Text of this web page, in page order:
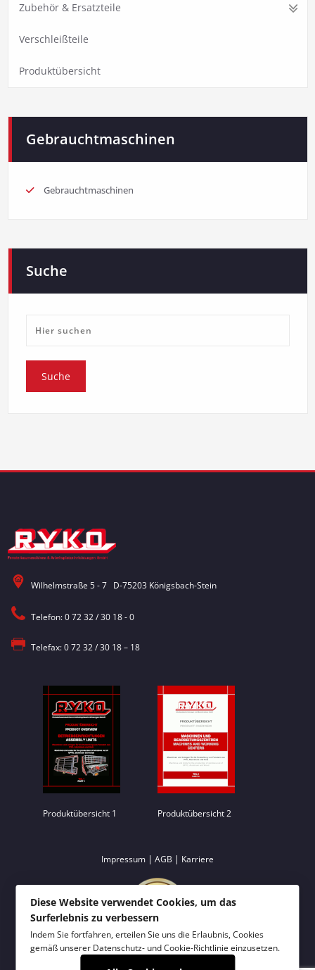
Zubehör & Ersatzteile
Verschleißteile
Produktübersicht
Gebrauchtmaschinen
Gebrauchtmaschinen
Suche
Wilhelmstraße 5 - 7 D-75203 Königsbach-Stein
Telefon: 0 72 32 / 30 18 - 0
Telefax: 0 72 32 / 30 18 – 18
Produktübersicht 1 Produktübersicht 2
Impressum | AGB | Karriere
Diese Website verwendet Cookies, um das
Surferlebnis zu verbessern
Indem Sie fortfahren, erteilen Sie uns die Erlaubnis, Cookies
gemäß unserer Datenschutz- und Cookie-Richtlinie einzusetzen.